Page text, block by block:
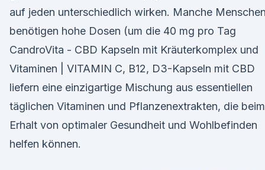
auf jeden unterschiedlich wirken. Manche Menschen
benötigen hohe Dosen (um die 40 mg pro Tag
CandroVita - CBD Kapseln mit Kräuterkomplex und
Vitaminen | VITAMIN C, B12, D3-Kapseln mit CBD
liefern eine einzigartige Mischung aus essentiellen
täglichen Vitaminen und Pflanzenextrakten, die beim
Erhalt von optimaler Gesundheit und Wohlbefinden
helfen können.